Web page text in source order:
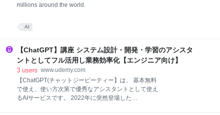
millions around the world.
AI
【ChatGPT】講座 システム設計・開発・学習のアシスタ
ントとしてフル活用し業務効率化【エンジニア向け】
3 users www.udemy.com
【ChatGPT(チャットジーピーティー】は、 基本無料
で使え、使い方次第で優秀なアシスタントとして使え
るAIサービスです。 2022年に突然登場した